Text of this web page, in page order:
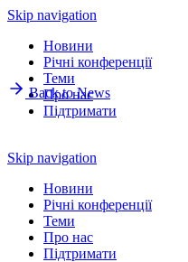
Skip navigation
Новини
Річнi конференції
Теми
Про нас
Підтримати
Skip navigation
Новини
Річнi конференції
Теми
Про нас
Підтримати
Back to News